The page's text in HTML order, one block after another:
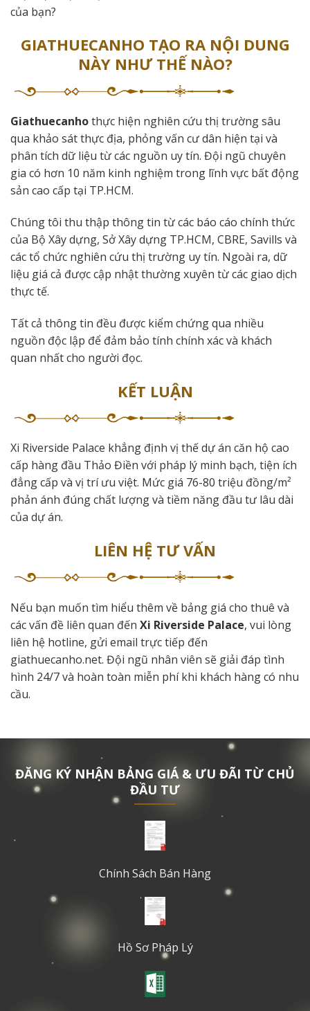
của bạn?
GIATHUECANHO TẠO RA NỘI DUNG
NÀY NHƯ THẾ NÀO?
Giathuecanhothực hiện nghiên cứu thị trường sâu
qua khảo sát thực địa, phỏng vấn cư dân hiện tại và
phân tích dữ liệu từ các nguồn uy tín. Đội ngũ chuyên
gia có hơn 10 năm kinh nghiệm trong lĩnh vực bất động
sản cao cấp tại TP.HCM.
Chúng tôi thu thập thông tin từ các báo cáo chính thức
của Bộ Xây dựng, Sở Xây dựng TP.HCM, CBRE, Savills và
các tổ chức nghiên cứu thị trường uy tín. Ngoài ra, dữ
liệu giá cả được cập nhật thường xuyên từ các giao dịch
thực tế.
Tất cả thông tin đều được kiểm chứng qua nhiều
nguồn độc lập để đảm bảo tính chính xác và khách
quan nhất cho người đọc.
KẾT LUẬN
Xi Riverside Palace khẳng định vị thế dự án căn hộ cao
cấp hàng đầu Thảo Điền với pháp lý minh bạch, tiện ích
đẳng cấp và vị trí ưu việt. Mức giá 76-80 triệu đồng/m²
phản ánh đúng chất lượng và tiềm năng đầu tư lâu dài
của dự án.
LIÊN HỆ TƯ VẤN
Nếu bạn muốn tìm hiểu thêm về bảng giá cho thuê và
các vấn đề liên quan đến Xi Riverside Palace, vui lòng
liên hệ hotline, gửi email trực tiếp đến
giathuecanho.net. Đội ngũ nhân viên sẽ giải đáp tình
hình 24/7 và hoàn toàn miễn phí khi khách hàng có nhu
cầu.
ĐĂNG KÝ NHẬN BẢNG GIÁ & ƯU ĐÃI TỪ CHỦ
ĐẦU TƯ
Chính Sách Bán Hàng
Hồ Sơ Pháp Lý